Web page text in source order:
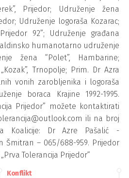
Prijedor; Udruženje žena
Udruženje logoraša Kozarac;
92”; Udruženje građana
humanotarno udruženje
žena “Polet”, Hambarine;
Trnopolje; Prim. Dr Azra
vonih zarobljenika i logoraša
boraca Krajine 1992-1995.
Prijedor” možete kontaktirati
ili na broj
Koalicije: Dr Azre Pašalić -
Šmitran – 065/688-959. Prijedor
Tolerancija Prijedor“
Konflikt